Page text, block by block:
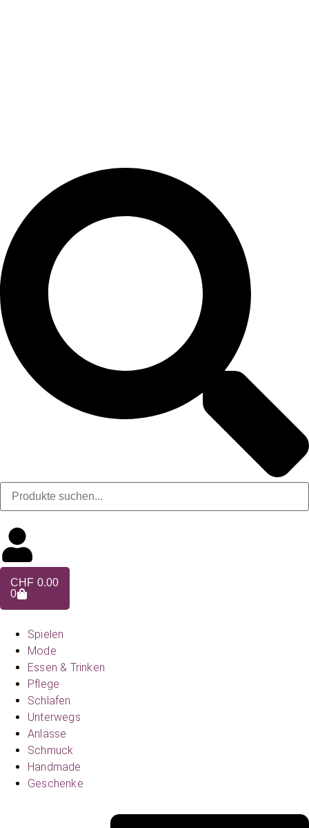
CHF 0.00
0
Spielen
Mode
Essen & Trinken
Pflege
Schlafen
Unterwegs
Anlässe
Schmuck
Handmade
Geschenke